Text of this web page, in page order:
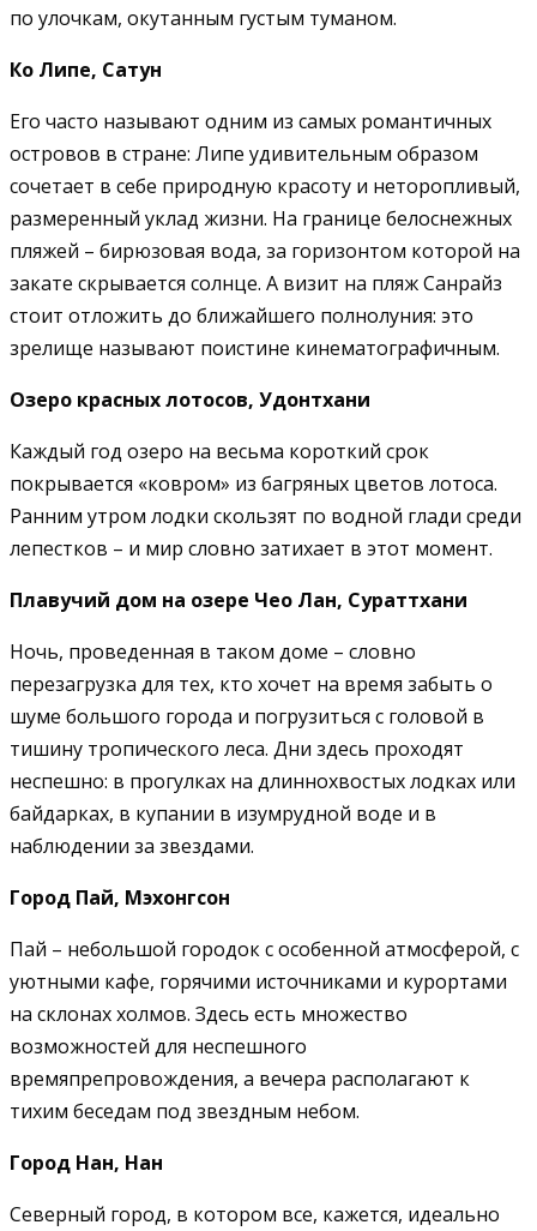
по улочкам, окутанным густым туманом.
Ко Липе, Сатун
Его часто называют одним из самых романтичных
островов в стране: Липе удивительным образом
сочетает в себе природную красоту и неторопливый,
размеренный уклад жизни. На границе белоснежных
пляжей – бирюзовая вода, за горизонтом которой на
закате скрывается солнце. А визит на пляж Санрайз
стоит отложить до ближайшего полнолуния: это
зрелище называют поистине кинематографичным.
Озеро красных лотосов, Удонтхани
Каждый год озеро на весьма короткий срок
покрывается «ковром» из багряных цветов лотоса.
Ранним утром лодки скользят по водной глади среди
лепестков – и мир словно затихает в этот момент.
Плавучий дом на озере Чео Лан, Сураттхани
Ночь, проведенная в таком доме – словно
перезагрузка для тех, кто хочет на время забыть о
шуме большого города и погрузиться с головой в
тишину тропического леса. Дни здесь проходят
неспешно: в прогулках на длиннохвостых лодках или
байдарках, в купании в изумрудной воде и в
наблюдении за звездами.
Город Пай, Мэхонгсон
Пай – небольшой городок с особенной атмосферой, с
уютными кафе, горячими источниками и курортами
на склонах холмов. Здесь есть множество
возможностей для неспешного
времяпрепровождения, а вечера располагают к
тихим беседам под звездным небом.
Город Нан, Нан
Северный город, в котором все, кажется, идеально